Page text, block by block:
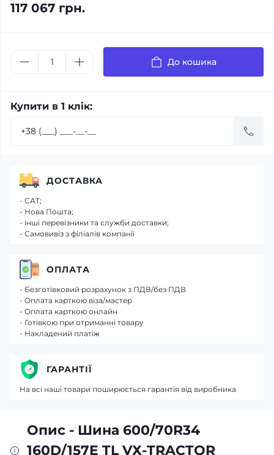
117 067 грн.
До кошика
Купити в 1 клік:
Опис - Шина 600/70R34
160D/157E TL VХ-TRACTOR
ДОСТАВКА
- САТ;
- Нова Пошта;
- інші перевізники та служби доставки;
- Самовивіз з філіалів компанії
ОПЛАТА
- Безготівковий розрахунок з ПДВ/без ПДВ
- Оплата карткою віза/мастер
- Оплата карткою онлайн
- Готівкою при отриманні товару
- Накладений платіж
ГАРАНТІЇ
На всі наші товари поширюється гарантія від виробника